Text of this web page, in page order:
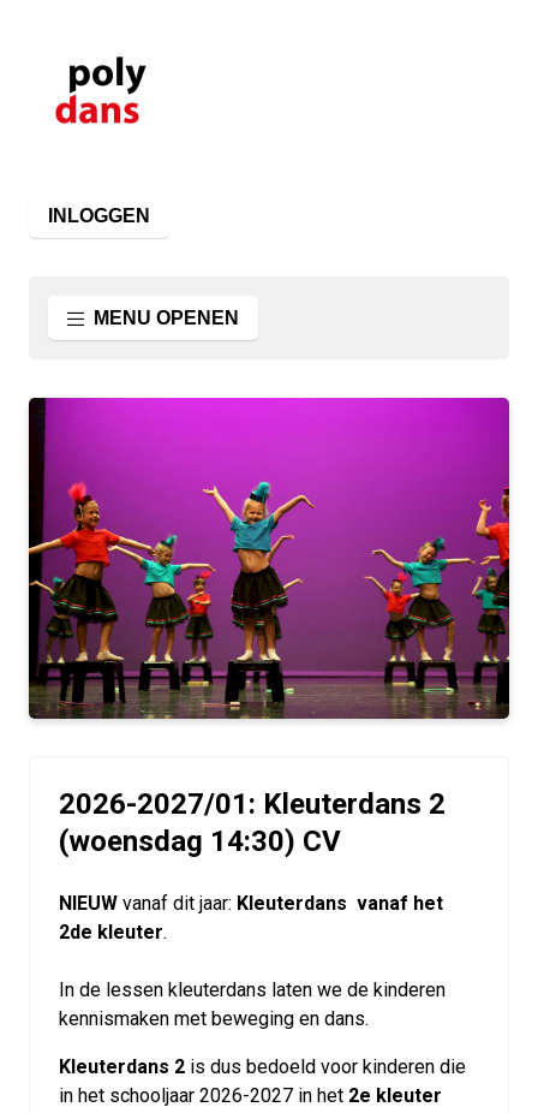
INLOGGEN
MENU OPENEN
2026-2027/01: Kleuterdans 2
(woensdag 14:30) CV
NIEUW vanaf dit jaar: Kleuterdans vanaf het
2de kleuter.
In de lessen kleuterdans laten we de kinderen
kennismaken met beweging en dans.
Kleuterdans 2 is dus bedoeld voor kinderen die
in het schooljaar 2026-2027 in het 2e kleuter